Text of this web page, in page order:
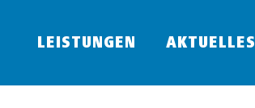
LEISTUNGEN AKTUELLES